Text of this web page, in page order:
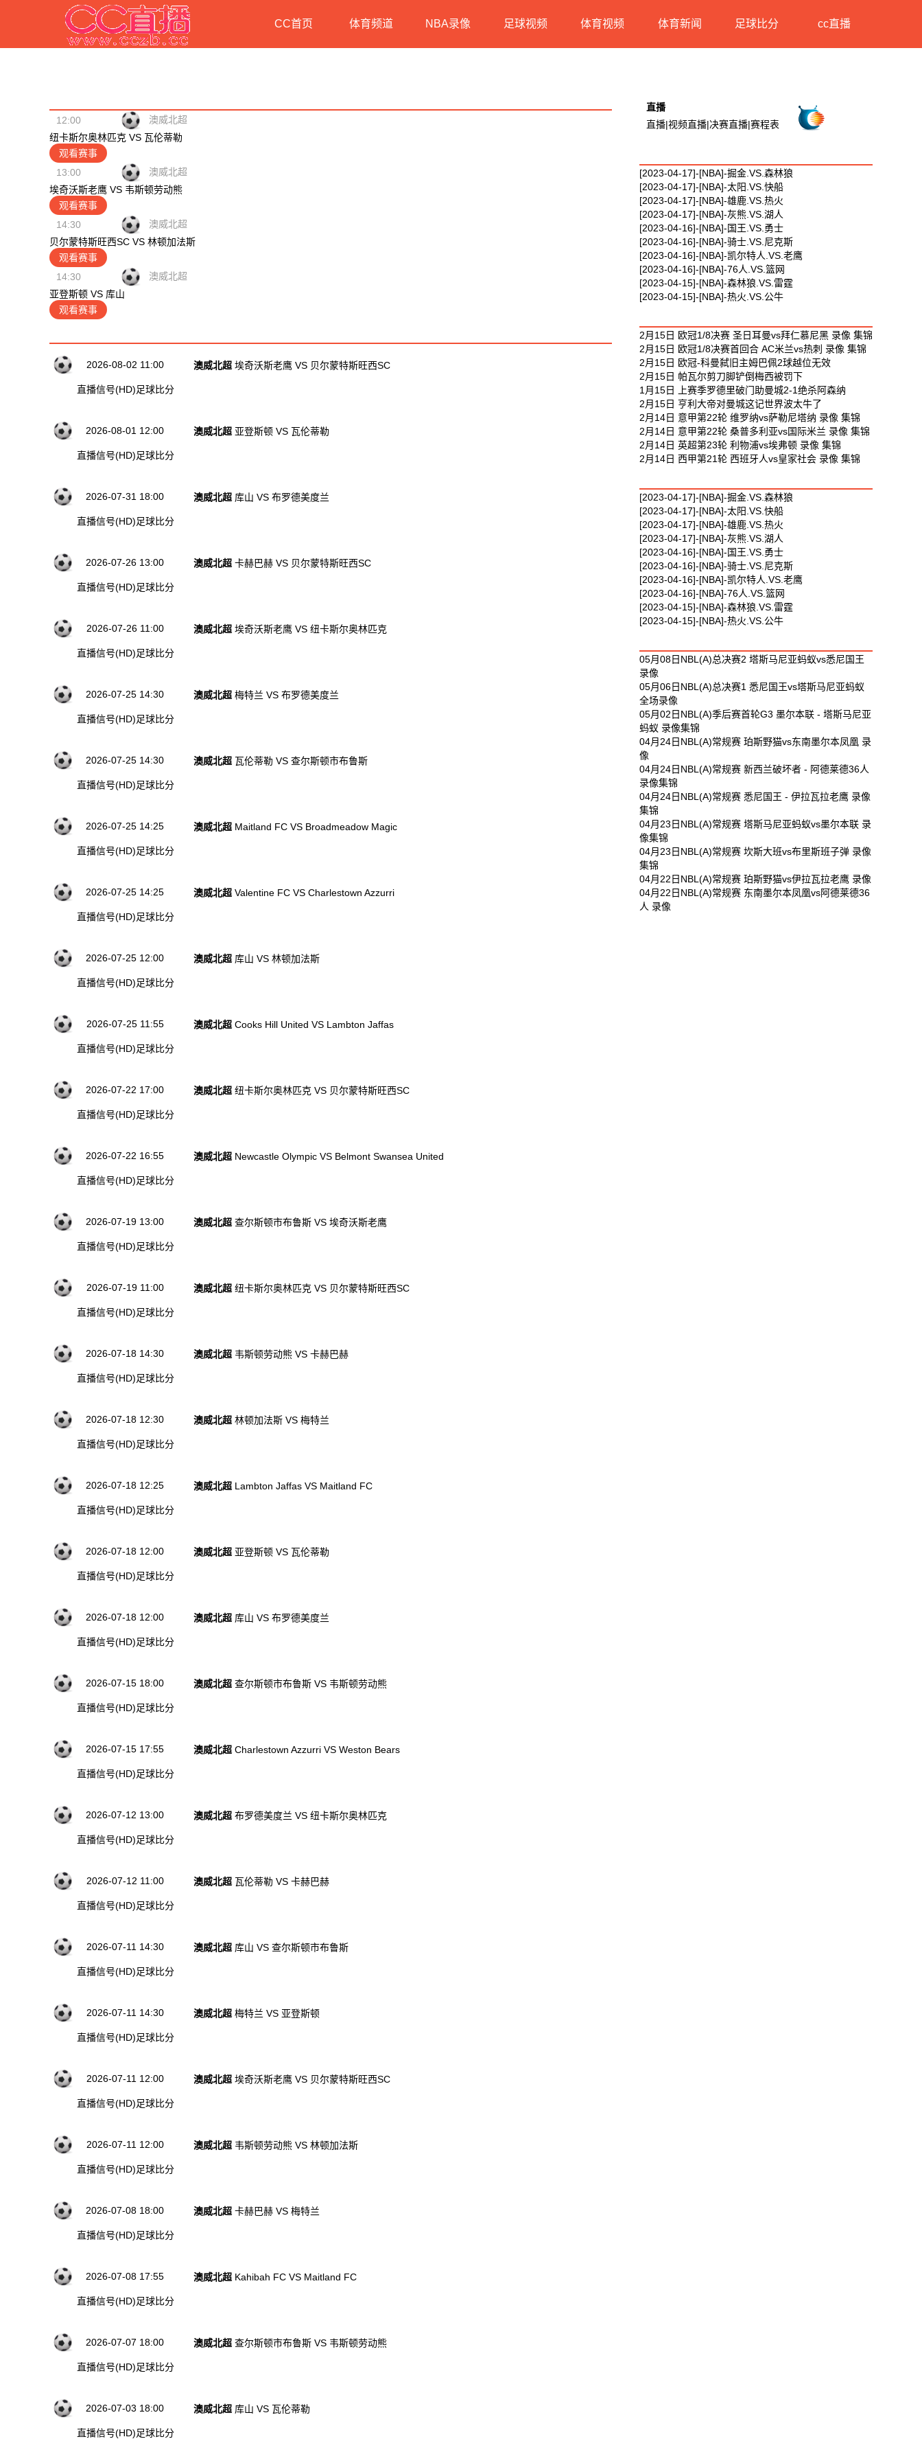
CC首页 体育频道 NBA录像 足球视频 体育视频 体育新闻 足球比分 cc直播
12:00
澳威北超
纽卡斯尔奥林匹克 VS 瓦伦蒂勒
观看赛事
13:00
澳威北超
埃奇沃斯老鹰 VS 韦斯顿劳动熊
观看赛事
14:30
澳威北超
贝尔蒙特斯旺西SC VS 林顿加法斯
观看赛事
14:30
澳威北超
亚登斯顿 VS 库山
观看赛事
2026-08-02 11:00 澳威北超 埃奇沃斯老鹰 VS 贝尔蒙特斯旺西SC
直播信号(HD)足球比分
2026-08-01 12:00 澳威北超 亚登斯顿 VS 瓦伦蒂勒
直播信号(HD)足球比分
2026-07-31 18:00 澳威北超 库山 VS 布罗德美度兰
直播信号(HD)足球比分
2026-07-26 13:00 澳威北超 卡赫巴赫 VS 贝尔蒙特斯旺西SC
直播信号(HD)足球比分
2026-07-26 11:00 澳威北超 埃奇沃斯老鹰 VS 纽卡斯尔奥林匹克
直播信号(HD)足球比分
2026-07-25 14:30 澳威北超 梅特兰 VS 布罗德美度兰
直播信号(HD)足球比分
2026-07-25 14:30 澳威北超 瓦伦蒂勒 VS 查尔斯顿市布鲁斯
直播信号(HD)足球比分
2026-07-25 14:25 澳威北超 Maitland FC VS Broadmeadow Magic
直播信号(HD)足球比分
2026-07-25 14:25 澳威北超 Valentine FC VS Charlestown Azzurri
直播信号(HD)足球比分
2026-07-25 12:00 澳威北超 库山 VS 林顿加法斯
直播信号(HD)足球比分
2026-07-25 11:55 澳威北超 Cooks Hill United VS Lambton Jaffas
直播信号(HD)足球比分
2026-07-22 17:00 澳威北超 纽卡斯尔奥林匹克 VS 贝尔蒙特斯旺西SC
直播信号(HD)足球比分
2026-07-22 16:55 澳威北超 Newcastle Olympic VS Belmont Swansea United
直播信号(HD)足球比分
2026-07-19 13:00 澳威北超 查尔斯顿市布鲁斯 VS 埃奇沃斯老鹰
直播信号(HD)足球比分
2026-07-19 11:00 澳威北超 纽卡斯尔奥林匹克 VS 贝尔蒙特斯旺西SC
直播信号(HD)足球比分
2026-07-18 14:30 澳威北超 韦斯顿劳动熊 VS 卡赫巴赫
直播信号(HD)足球比分
2026-07-18 12:30 澳威北超 林顿加法斯 VS 梅特兰
直播信号(HD)足球比分
2026-07-18 12:25 澳威北超 Lambton Jaffas VS Maitland FC
直播信号(HD)足球比分
2026-07-18 12:00 澳威北超 亚登斯顿 VS 瓦伦蒂勒
直播信号(HD)足球比分
2026-07-18 12:00 澳威北超 库山 VS 布罗德美度兰
直播信号(HD)足球比分
2026-07-15 18:00 澳威北超 查尔斯顿市布鲁斯 VS 韦斯顿劳动熊
直播信号(HD)足球比分
2026-07-15 17:55 澳威北超 Charlestown Azzurri VS Weston Bears
直播信号(HD)足球比分
2026-07-12 13:00 澳威北超 布罗德美度兰 VS 纽卡斯尔奥林匹克
直播信号(HD)足球比分
2026-07-12 11:00 澳威北超 瓦伦蒂勒 VS 卡赫巴赫
直播信号(HD)足球比分
2026-07-11 14:30 澳威北超 库山 VS 查尔斯顿市布鲁斯
直播信号(HD)足球比分
2026-07-11 14:30 澳威北超 梅特兰 VS 亚登斯顿
直播信号(HD)足球比分
2026-07-11 12:00 澳威北超 埃奇沃斯老鹰 VS 贝尔蒙特斯旺西SC
直播信号(HD)足球比分
2026-07-11 12:00 澳威北超 韦斯顿劳动熊 VS 林顿加法斯
直播信号(HD)足球比分
2026-07-08 18:00 澳威北超 卡赫巴赫 VS 梅特兰
直播信号(HD)足球比分
2026-07-08 17:55 澳威北超 Kahibah FC VS Maitland FC
直播信号(HD)足球比分
2026-07-07 18:00 澳威北超 查尔斯顿市布鲁斯 VS 韦斯顿劳动熊
直播信号(HD)足球比分
2026-07-03 18:00 澳威北超 库山 VS 瓦伦蒂勒
直播信号(HD)足球比分
直播
直播|视频直播|决赛直播|赛程表
[2023-04-17]-[NBA]-掘金.VS.森林狼
[2023-04-17]-[NBA]-太阳.VS.快船
[2023-04-17]-[NBA]-雄鹿.VS.热火
[2023-04-17]-[NBA]-灰熊.VS.湖人
[2023-04-16]-[NBA]-国王.VS.勇士
[2023-04-16]-[NBA]-骑士.VS.尼克斯
[2023-04-16]-[NBA]-凯尔特人.VS.老鹰
[2023-04-16]-[NBA]-76人.VS.篮网
[2023-04-15]-[NBA]-森林狼.VS.雷霆
[2023-04-15]-[NBA]-热火.VS.公牛
2月15日 欧冠1/8决赛 圣日耳曼vs拜仁慕尼黑 录像 集锦
2月15日 欧冠1/8决赛首回合 AC米兰vs热刺 录像 集锦
2月15日 欧冠-科曼弑旧主姆巴佩2球越位无效
2月15日 帕瓦尔剪刀脚铲倒梅西被罚下
1月15日 上赛季罗德里破门助曼城2-1绝杀阿森纳
2月15日 亨利大帝对曼城这记世界波太牛了
2月14日 意甲第22轮 维罗纳vs萨勒尼塔纳 录像 集锦
2月14日 意甲第22轮 桑普多利亚vs国际米兰 录像 集锦
2月14日 英超第23轮 利物浦vs埃弗顿 录像 集锦
2月14日 西甲第21轮 西班牙人vs皇家社会 录像 集锦
[2023-04-17]-[NBA]-掘金.VS.森林狼
[2023-04-17]-[NBA]-太阳.VS.快船
[2023-04-17]-[NBA]-雄鹿.VS.热火
[2023-04-17]-[NBA]-灰熊.VS.湖人
[2023-04-16]-[NBA]-国王.VS.勇士
[2023-04-16]-[NBA]-骑士.VS.尼克斯
[2023-04-16]-[NBA]-凯尔特人.VS.老鹰
[2023-04-16]-[NBA]-76人.VS.篮网
[2023-04-15]-[NBA]-森林狼.VS.雷霆
[2023-04-15]-[NBA]-热火.VS.公牛
05月08日NBL(A)总决赛2 塔斯马尼亚蚂蚁vs悉尼国王
录像
05月06日NBL(A)总决赛1 悉尼国王vs塔斯马尼亚蚂蚁
全场录像
05月02日NBL(A)季后赛首轮G3 墨尔本联 - 塔斯马尼亚
蚂蚁 录像集锦
04月24日NBL(A)常规赛 珀斯野猫vs东南墨尔本凤凰 录
像
04月24日NBL(A)常规赛 新西兰破坏者 - 阿德莱德36人
录像集锦
04月24日NBL(A)常规赛 悉尼国王 - 伊拉瓦拉老鹰 录像
集锦
04月23日NBL(A)常规赛 塔斯马尼亚蚂蚁vs墨尔本联 录
像集锦
04月23日NBL(A)常规赛 坎斯大班vs布里斯班子弹 录像
集锦
04月22日NBL(A)常规赛 珀斯野猫vs伊拉瓦拉老鹰 录像
04月22日NBL(A)常规赛 东南墨尔本凤凰vs阿德莱德36
人 录像